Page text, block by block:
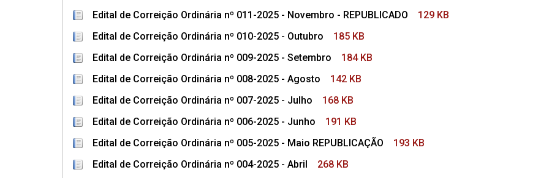
Edital de Correição Ordinária nº 011-2025 - Novembro - REPUBLICADO
129 KB
Edital de Correição Ordinária nº 010-2025 - Outubro
185 KB
Edital de Correição Ordinária nº 009-2025 - Setembro
184 KB
Edital de Correição Ordinária nº 008-2025 - Agosto
142 KB
Edital de Correição Ordinária nº 007-2025 - Julho
168 KB
Edital de Correição Ordinária nº 006-2025 - Junho
191 KB
Edital de Correição Ordinária nº 005-2025 - Maio REPUBLICAÇÃO
193 KB
Edital de Correição Ordinária nº 004-2025 - Abril
268 KB